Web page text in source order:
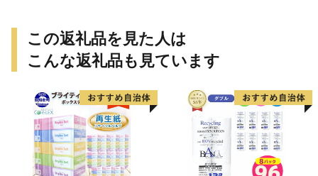
この返礼品を見た人は
こんな返礼品も見ています